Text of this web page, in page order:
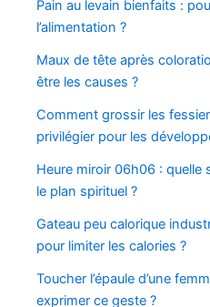
Pain au levain bienfaits :
l’alimentation ?
Maux de tête après
être les causes ?
Comment grossir les
privilégier pour les
Heure miroir 06h06 :
le plan spirituel ?
Gateau peu calorique
pour limiter les calories ?
Toucher l’épaule d’une
exprimer ce geste ?